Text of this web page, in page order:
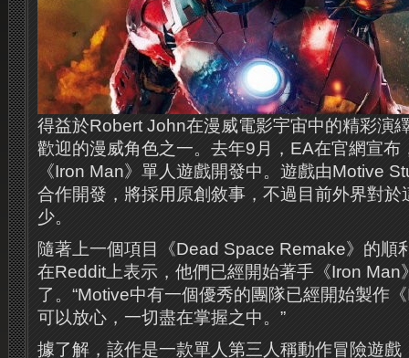
得益於Robert John在漫威電影宇宙中的精彩演
歡迎的漫威角色之一。去年9月，EA在官網宣布
《Iron Man》單人遊戲開發中。遊戲由Motive
合作開發，將採用原創敘事，不過目前外界對於
少。
隨著上一個項目《Dead Space Remake》的順
在Reddit上表示，他們已經開始著手《Iron Man
了。“Motive中有一個優秀的團隊已經開始製作
可以放心，一切盡在掌握之中。”
據了解，該作是一款單人第三人稱動作冒險遊戲